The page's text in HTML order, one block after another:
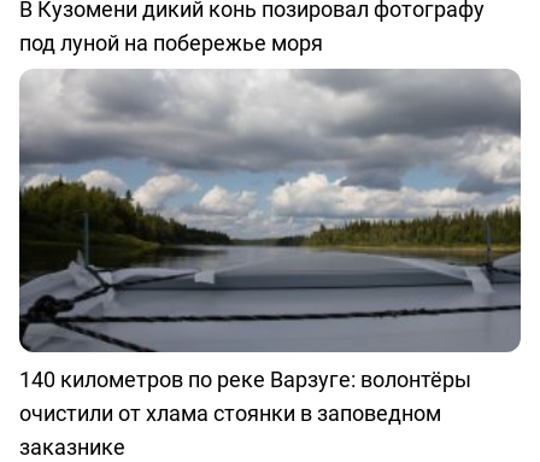
В Кузомени дикий конь позировал фотографу
под луной на побережье моря
140 километров по реке Варзуге: волонтёры
очистили от хлама стоянки в заповедном
заказнике